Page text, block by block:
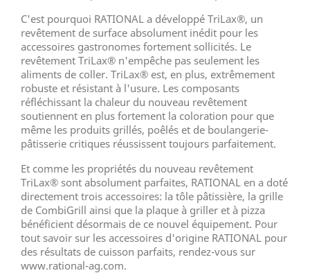
C'est pourquoi RATIONAL a développé TriLax®, un
revêtement de surface absolument inédit pour les
accessoires gastronomes fortement sollicités. Le
revêtement TriLax® n'empêche pas seulement les
aliments de coller. TriLax® est, en plus, extrêmement
robuste et résistant à l'usure. Les composants
réfléchissant la chaleur du nouveau revêtement
soutiennent en plus fortement la coloration pour que
même les produits grillés, poêlés et de boulangerie-
pâtisserie critiques réussissent toujours parfaitement.
Et comme les propriétés du nouveau revêtement
TriLax® sont absolument parfaites, RATIONAL en a doté
directement trois accessoires: la tôle pâtissière, la grille
de CombiGrill ainsi que la plaque à griller et à pizza
bénéficient désormais de ce nouvel équipement. Pour
tout savoir sur les accessoires d'origine RATIONAL pour
des résultats de cuisson parfaits, rendez-vous sur
www.rational-ag.com.